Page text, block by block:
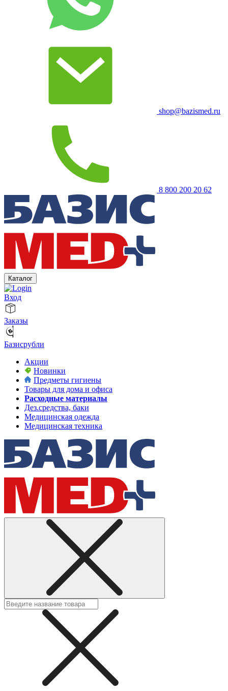
shop@bazismed.ru
8 800 200 20 62
Каталог
Вход
Заказы
Базисрубли
Акции
Новинки
Предметы гигиены
Товары для дома и офиса
Расходные материалы
Дез.средства, баки
Медицинская одежда
Медицинская техника